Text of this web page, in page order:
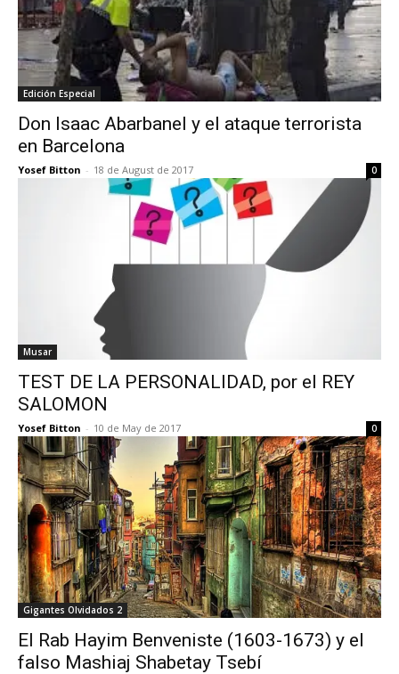
Edición Especial
Don Isaac Abarbanel y el ataque terrorista
en Barcelona
Yosef Bitton - 18 de August de 2017 0
Musar
TEST DE LA PERSONALIDAD, por el REY
SALOMON
Yosef Bitton - 10 de May de 2017 0
Gigantes Olvidados 2
El Rab Hayim Benveniste (1603-1673) y el
falso Mashiaj Shabetay Tsebí